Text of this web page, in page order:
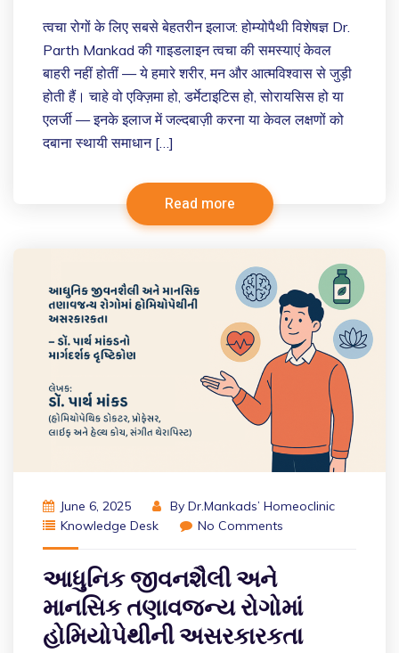
त्वचा रोगों के लिए सबसे बेहतरीन इलाज: होम्योपैथी विशेषज्ञ Dr.
Parth Mankad की गाइडलाइन त्वचा की समस्याएं केवल
बाहरी नहीं होतीं — ये हमारे शरीर, मन और आत्मविश्वास से जुड़ी
होती हैं। चाहे वो एक्ज़िमा हो, डर्मेटाइटिस हो, सोरायसिस हो या
एलर्जी — इनके इलाज में जल्दबाज़ी करना या केवल लक्षणों को
दबाना स्थायी समाधान […]
Read more
June 6, 2025 By Dr.Mankads’ Homeoclinic
Knowledge Desk
No Comments
આધુનિક જીવનશૈલી અને
માનસિક તણાવજન્ય રોગોમાં
હોમિયોપેથીની અસરકારકતા